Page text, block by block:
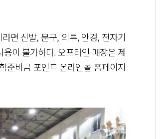
면 신발, 문구, 의류, 안경, 전자기
이 불가하다. 오프라인 매장은 제
준비금 포인트 온라인몰 홈페이지